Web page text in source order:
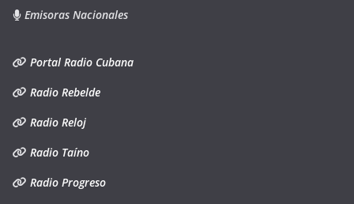
Emisoras Nacionales
Portal Radio Cubana
Radio Rebelde
Radio Reloj
Radio Taíno
Radio Progreso